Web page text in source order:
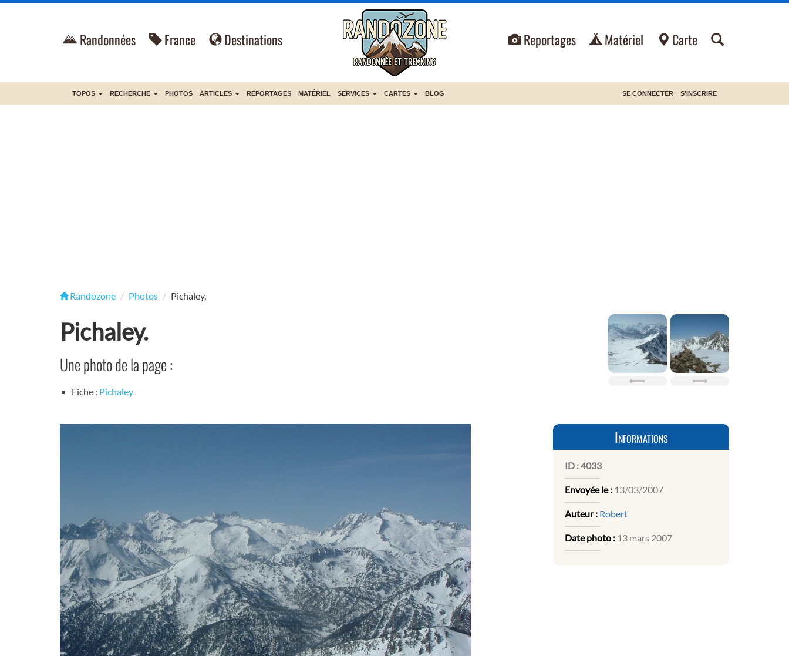
Randonnées France Destinations Reportages Matériel Carte
TOPOS RECHERCHE PHOTOS ARTICLES REPORTAGES MATÉRIEL SERVICES CARTES BLOG SE CONNECTER S'INSCRIRE
Randozone Photos Pichaley.
Pichaley.
Une photo de la page :
Fiche : Pichaley
Informations
ID :4033
Envoyée le : 13/03/2007
Auteur : Robert
Date photo : 13 mars 2007